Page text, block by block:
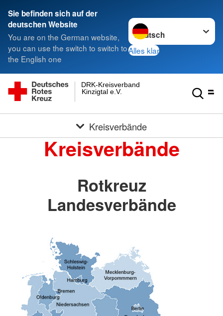
Sie befinden sich auf der
deutschen Website
You are on the German website,
you can use the switch to switch to
the English one
Sprache wechseln zu
Alles klar
Kinzigtal e.V.
DRK-Kreisverband
Kreisverbände
Kreisverbände
Rotkreuz
Landesverbände